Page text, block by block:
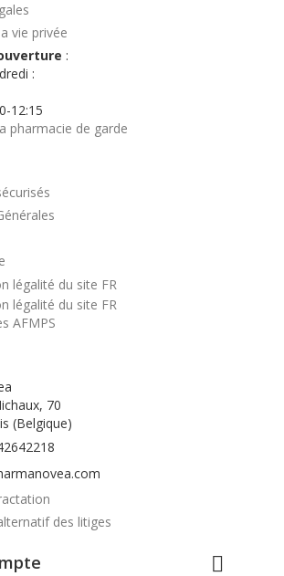
vie privée
:
:
12:15
pharmacie de garde
AFMPS
70
(Belgique)
des litiges
